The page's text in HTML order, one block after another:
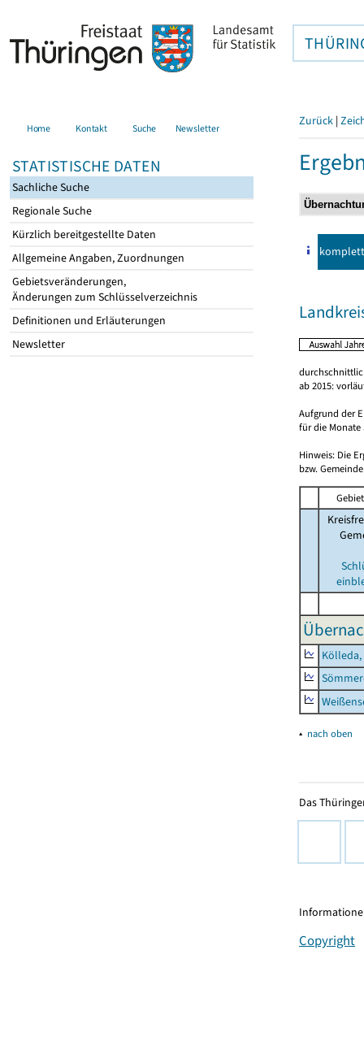
Home Kontakt Suche Newsletter
STATISTISCHE DATEN
Sachliche Suche
Regionale Suche
Kürzlich bereitgestellte Daten
Allgemeine Angaben, Zuordnungen
Gebietsveränderungen,
Änderungen zum Schlüsselverzeichnis
Definitionen und Erläuterungen
Newsletter
Zurück |
komplett
ab 2015:
Aufgrund der
für die Monate
Hinweis: Die
bzw.
▴ nach oben
Das
Copyright